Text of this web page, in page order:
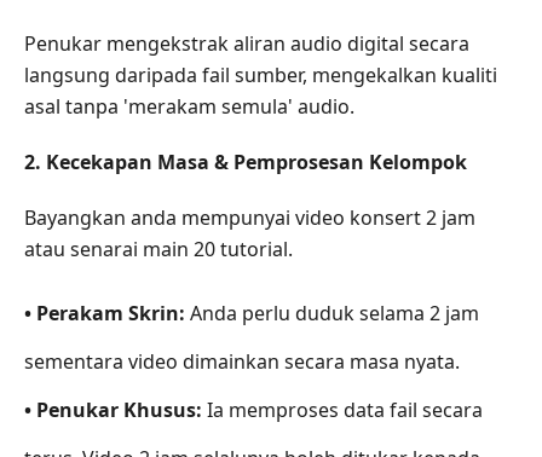
Penukar mengekstrak aliran audio digital secara
langsung daripada fail sumber, mengekalkan kualiti
asal tanpa 'merakam semula' audio.
2. Kecekapan Masa & Pemprosesan Kelompok
Bayangkan anda mempunyai video konsert 2 jam
atau senarai main 20 tutorial.
• Perakam Skrin: Anda perlu duduk selama 2 jam
sementara video dimainkan secara masa nyata.
• Penukar Khusus: Ia memproses data fail secara